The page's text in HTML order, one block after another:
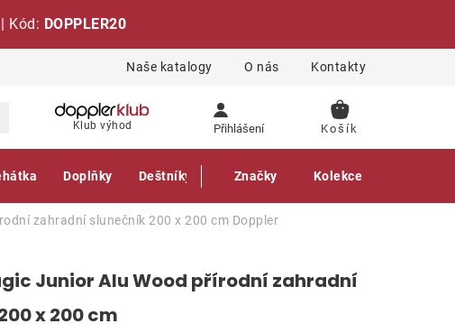
Kód: DOPPLER20
Naše katalogy O nás Kontakty
Klub výhod Přihlášení
NÁKUPNÍ
Doplňky Deštníky Gastro produkty
Značky Kolekce
zahradní slunečník 200 x 200 cm Doppler
Junior Alu Wood přírodní zahradní
x 200 cm